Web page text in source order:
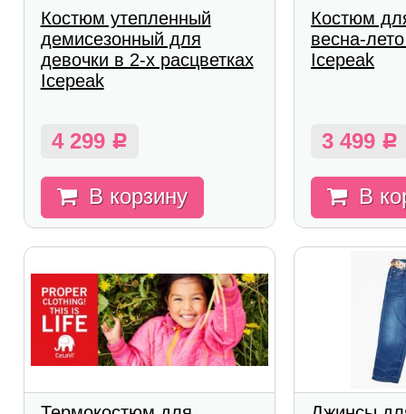
Костюм утепленный
демисезонный для
девочки в 2-х расцветках
Icepeak
4 299 Р
В корзину
Костюм
весна-
Icepeak
3 499 Р
В